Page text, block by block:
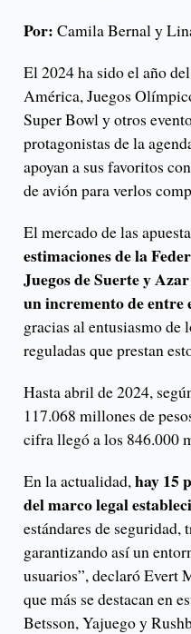
Por: Camila Bernal y
El 2024 ha sido el año
América, Juegos
Super Bowl y otros
protagonistas de la
apoyan a sus favoritos
de avión para verlos
El mercado de las
estimaciones de la
Juegos de Suerte y
un incremento de entre
gracias al entusiasmo de
reguladas que prestan
Hasta abril de 2024,
117.068 millones de
cifra llegó a los 846.000
En la actualidad,hay 15
del marco legal
estándares de
garantizando así un
usuarios”, declaró Evert
que más se destacan en
Betsson, Yajuego y